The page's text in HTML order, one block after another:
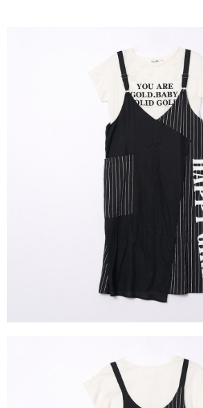
1.本服務由台灣大哥大提供，台灣大哥大用戶可立
2.付款方式選擇「大哥付你分期」，訂單成立後會
流程，驗證手機門號後，選擇欲分期的期數、繳款
3.實際核准額度、可分期數及費用金額請依後續交
4.訂單成立30分鐘內，如未前往確認交易或遇審核
消。如遇「轉專審核」未通過狀況，表示未達大哥
1.分期款項不併入電信帳單，「大哥付你分期」於
2.透過簡訊連結打開帳單後，可選擇「超商條碼／
帳／街口支付／iPASS MONEY」等通路繳費。
1.本服務係由「台灣大哥大股份有限公司」（以下
用戶於交易時，得透過本服務購買商品或服務，並
買賣價金債權讓與本公司後，依約使用本公司帳單
2.基於同意付款使用「大哥付你分期」之契約關係
資料（包含姓名、電話或地址）提供予台灣大哥大
3.完整用戶服務條款，請詳閱以下連結：https://
【關於「AFTEE先享後付」】
AFTEE先享後付是「在收到商品之後才付款」的支
１．簡單：不需註冊會員、不需綁卡、不需儲值。
２．便利：只要手機號碼，簡訊認證，即可結帳。
３．安心：先確認商品／服務後，再付款。
【「AFTEE先享後付」結帳流程】
１．於結帳方式選擇「AFTEE先享後付」後，將跳
結帳頁面，進行簡訊認證並確認金額後，即可完成
２．訂單成立數日內，您將收到繳費通知簡訊。
３．收到繳費通知簡訊後14天內，點擊此簡訊中的
ATM／網路銀行／等多元方式進行付款，方視為交
※ 請注意：結帳手續完成當下不需立刻繳費，但若
購買商品的店家。未經商家同意取消之訂單仍視為
※ 交易是否成功請以「AFTEE先享後付 」之結帳
是否繳費成功／繳費後需取消欲退款等相關疑問，
１．透過由恩沛科技股份有限公司提供之「AFTEE
易，需依本服務之必要範圍內提供個人資料，並將
權轉讓予恩沛科技股份有限公司。
２．關於個人資料處理事宜，請瀏覽以下網址：
https://aftee.tw/terms/#terms3
每筆NT$120，滿NT$2,000(含以上)免運費
每筆NT$120，滿NT$2,000(含以上)免運費
每筆NT$120，滿NT$2,000(含以上)免運費